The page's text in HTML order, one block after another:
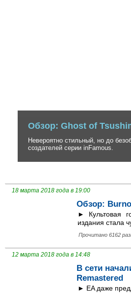
Обзор: Ghost of Tsushima
Невероятно стильный, но до
создателей серии inFamous.
18 марта 2018 года в 19:00
Обзор:
► Культовая
издания стала
Прочитано 6162
12 марта 2018 года в 14:48
В сети
Remastered
► EA даже